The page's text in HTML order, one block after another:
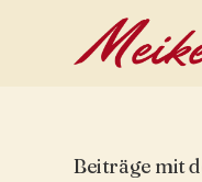
Beiträge mit